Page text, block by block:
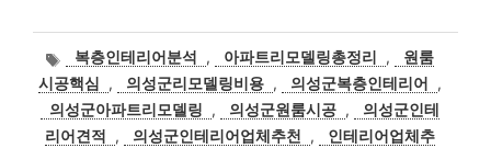
태
그
복층인테리어분석 , 아파트리모델링총정리 ,
원룸
시공핵심
, 의성군리모델링비용 , 의성군복층인테리어
,
의성군아파트리모델링
, 의성군원룸시공 ,
의성군인테
리어견적
, 의성군인테리어업체추천 ,
인테리어업체추